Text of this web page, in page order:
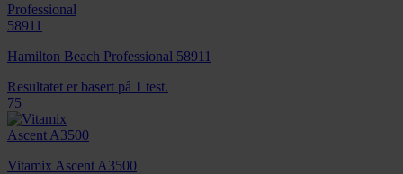
Hamilton Beach Professional 58911
Resultatet er basert på 1 test.
75
Vitamix Ascent A3500